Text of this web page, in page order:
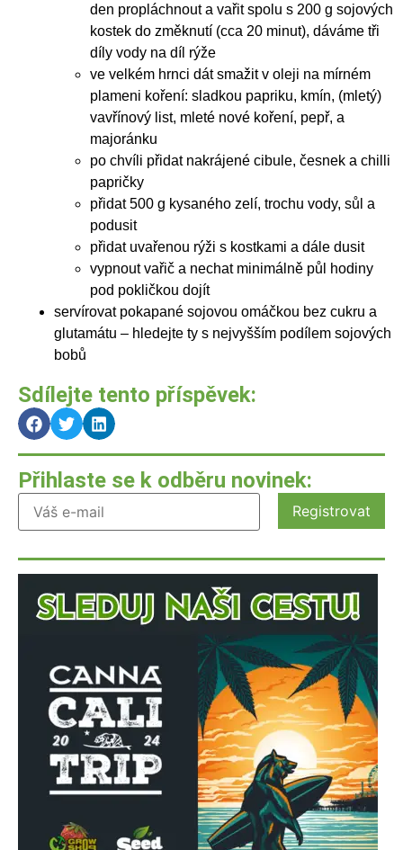
den propláchnout a vařit spolu s 200 g sojových
kostek do změknutí (cca 20 minut), dáváme tři
díly vody na díl rýže
ve velkém hrnci dát smažit v oleji na mírném
plameni koření: sladkou papriku, kmín, (mletý)
vavřínový list, mleté nové koření, pepř, a
majoránku
po chvíli přidat nakrájené cibule, česnek a chilli
papričky
přidat 500 g kysaného zelí, trochu vody, sůl a
podusit
přidat uvařenou rýži s kostkami a dále dusit
vypnout vařič a nechat minimálně půl hodiny
pod pokličkou dojít
servírovat pokapané sojovou omáčkou bez cukru a
glutamátu – hledejte ty s nejvyšším podílem sojových
bobů
Sdílejte tento příspěvek:
Přihlaste se k odběru novinek: